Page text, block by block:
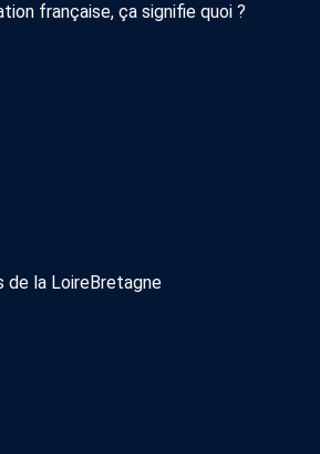
française, ça signifie quoi ?
de la LoireBretagne